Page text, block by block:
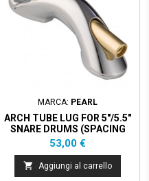
MARCA: PEARL
ARCH TUBE LUG FOR 5"/5.5"
SNARE DRUMS (SPACING
51MM)
Prezzo
53,00 €
 Aggiungi al carrello